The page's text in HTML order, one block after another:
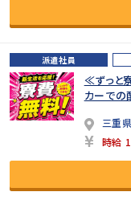
派遣社員
≪ずっと
カーで
三重
時給